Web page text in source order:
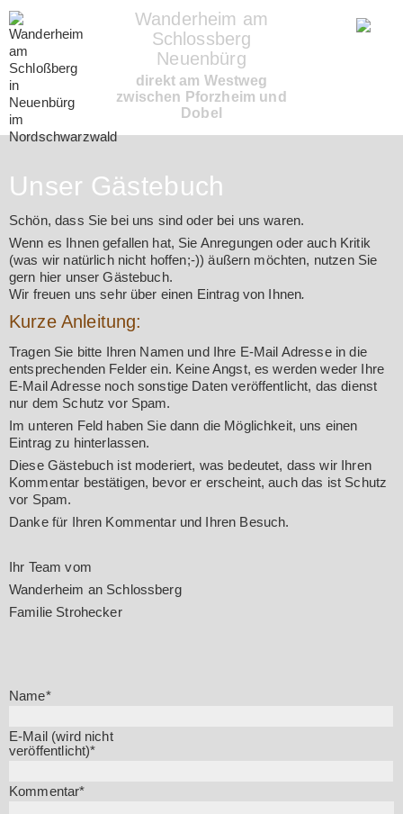
Wanderheim am
Schlossberg
Neuenbürg
direkt am Westweg
zwischen Pforzheim und
Dobel
Unser Gästebuch
Schön, dass Sie bei uns sind oder bei uns waren.
Wenn es Ihnen gefallen hat, Sie Anregungen oder auch Kritik
(was wir natürlich nicht hoffen;-)) äußern möchten, nutzen Sie
gern hier unser Gästebuch.
Wir freuen uns sehr über einen Eintrag von Ihnen.
Kurze Anleitung:
Tragen Sie bitte Ihren Namen und Ihre E-Mail Adresse in die
entsprechenden Felder ein. Keine Angst, es werden weder Ihre
E-Mail Adresse noch sonstige Daten veröffentlicht, das dienst
nur dem Schutz vor Spam.
Im unteren Feld haben Sie dann die Möglichkeit, uns einen
Eintrag zu hinterlassen.
Diese Gästebuch ist moderiert, was bedeutet, dass wir Ihren
Kommentar bestätigen, bevor er erscheint, auch das ist Schutz
vor Spam.
Danke für Ihren Kommentar und Ihren Besuch.
Ihr Team vom
Wanderheim an Schlossberg
Familie Strohecker
Pflichtfeld
Name*
Pflichtfeld
E-Mail (wird nicht
veröffentlicht)*
Pflichtfeld
Kommentar*